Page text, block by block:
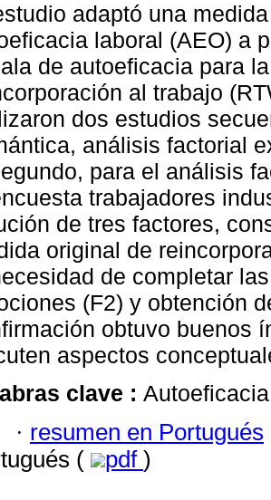
adaptó una
laboral (AEO) a
de autoeficacia para la
al trabajo
dos estudios
análisis factorial
para el análisis
trabajadores
de tres factores,
original de
de completar
(F2) y obtención
obtuvo buenos
aspectos
clave :
· resumen en Portugués
(
pdf )